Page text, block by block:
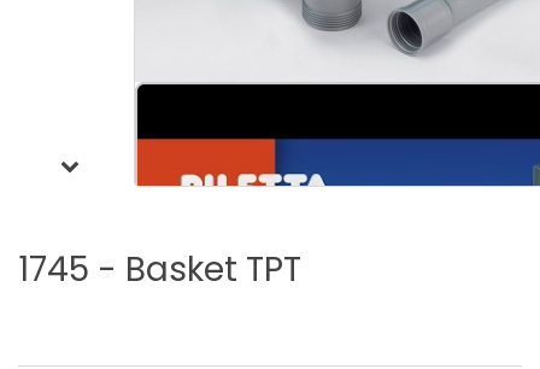
1745 - Basket TPT